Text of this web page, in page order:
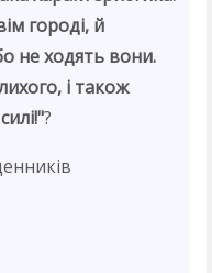
городі, й
не ходять вони.
і також
?